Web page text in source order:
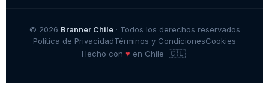
© 2026 Branner Chile· Todos los derechos reservados
Política de PrivacidadTérminos y CondicionesCookies
Hecho con ♥en Chile 🇨🇱